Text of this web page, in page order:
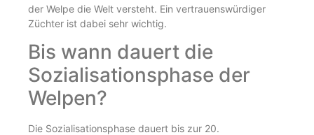
der Welpe die Welt versteht. Ein vertrauenswürdiger
Züchter ist dabei sehr wichtig.
Bis wann dauert die
Sozialisationsphase der
Welpen?
Die Sozialisationsphase dauert bis zur 20.